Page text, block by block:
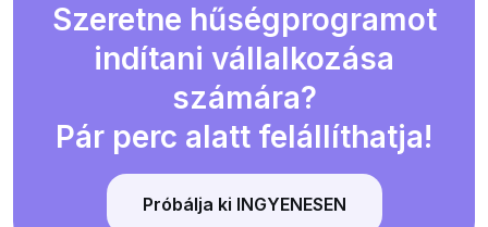
Szeretne hűségprogramot
indítani vállalkozása
számára?
Pár perc alatt felállíthatja!
Próbálja ki INGYENESEN